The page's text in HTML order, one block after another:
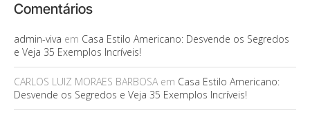
Comentários
admin-viva em Casa Estilo Americano: Desvende os Segredos
e Veja 35 Exemplos Incríveis!
CARLOS LUIZ MORAES BARBOSAem Casa Estilo Americano:
Desvende os Segredos e Veja 35 Exemplos Incríveis!